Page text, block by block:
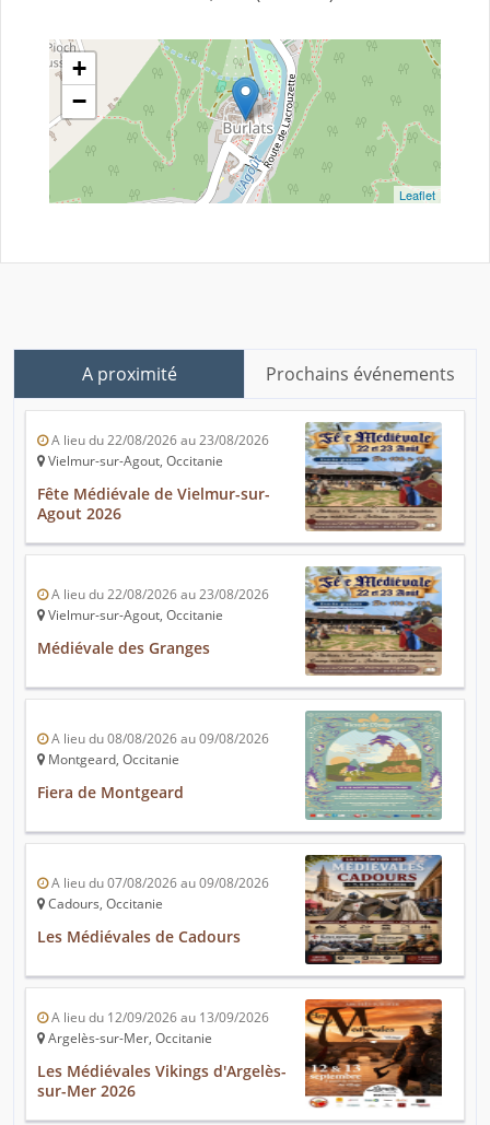
+
−
Leaflet
A proximité Prochains événements
A lieu du 22/08/2026 au 23/08/2026
Vielmur-sur-Agout, Occitanie
Fête Médiévale de Vielmur-sur-
Agout 2026
A lieu du 22/08/2026 au 23/08/2026
Vielmur-sur-Agout, Occitanie
Médiévale des Granges
A lieu du 08/08/2026 au 09/08/2026
Montgeard, Occitanie
Fiera de Montgeard
A lieu du 07/08/2026 au 09/08/2026
Cadours, Occitanie
Les Médiévales de Cadours
A lieu du 12/09/2026 au 13/09/2026
Argelès-sur-Mer, Occitanie
Les Médiévales Vikings d'Argelès-
sur-Mer 2026